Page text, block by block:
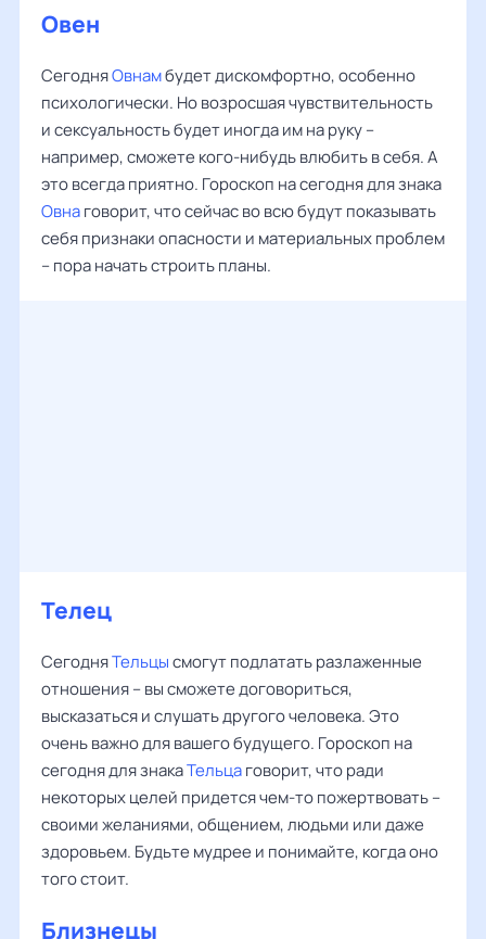
Овен
СегодняОвнамбудет дискомфортно, особенно
психологически. Но возросшая чувствительность
и сексуальность будет иногда им на руку –
например, сможете кого-нибудь влюбить в себя. А
это всегда приятно. Гороскоп на сегодня для знака
Овнаговорит, что сейчас во всю будут показывать
себя признаки опасности и материальных проблем
– пора начать строить планы.
Телец
СегодняТельцысмогут подлатать разлаженные
отношения – вы сможете договориться,
высказаться и слушать другого человека. Это
очень важно для вашего будущего. Гороскоп на
сегодня для знакаТельцаговорит, что ради
некоторых целей придется чем-то пожертвовать –
своими желаниями, общением, людьми или даже
здоровьем. Будьте мудрее и понимайте, когда оно
того стоит.
Близнецы